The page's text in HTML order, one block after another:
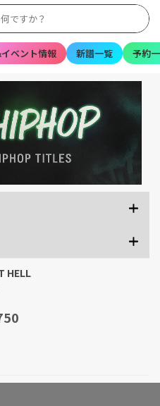
ベント情報 新譜一覧 予約
HELL